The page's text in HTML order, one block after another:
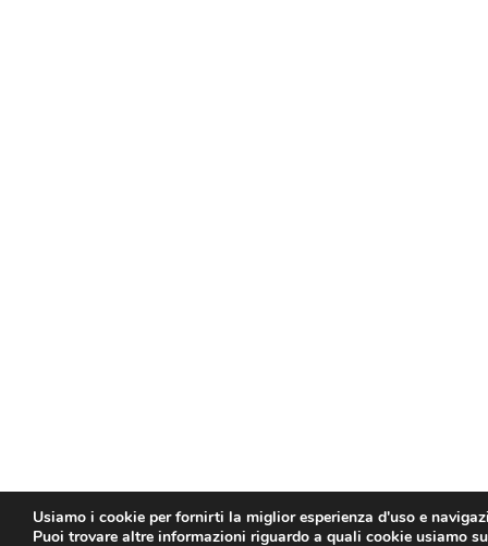
Usiamo i cookie per fornirti la miglior esperienza d'uso e
Puoi trovare altre informazioni riguardo a quali cookie usiamo